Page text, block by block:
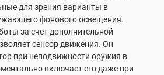
для зрения варианты в
фонового освещения.
за счет дополнительной
сенсор движения. Он
при неподвижности оружия в
включает его даже при